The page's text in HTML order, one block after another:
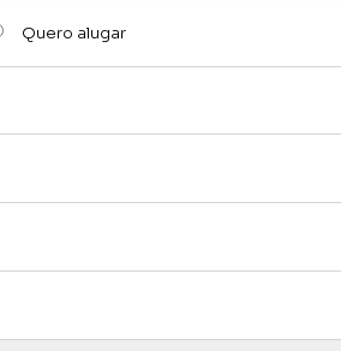
Quero alugar